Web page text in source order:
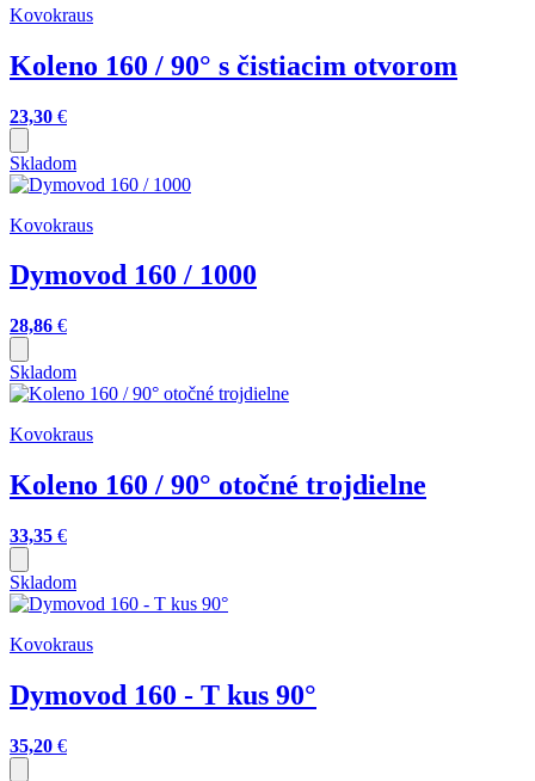
Kovokraus
Koleno 160 / 90° s čistiacim otvorom
23,30 €
Skladom
Kovokraus
Dymovod 160 / 1000
28,86 €
Skladom
Kovokraus
Koleno 160 / 90° otočné trojdielne
33,35 €
Skladom
Kovokraus
Dymovod 160 - T kus 90°
35,20 €